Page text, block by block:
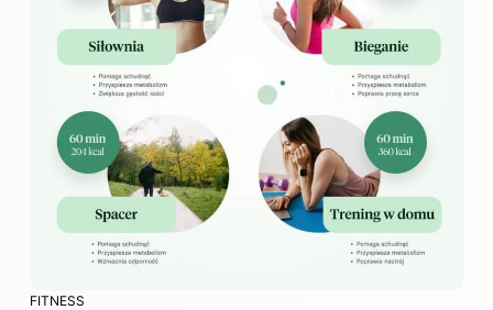
FITNESS